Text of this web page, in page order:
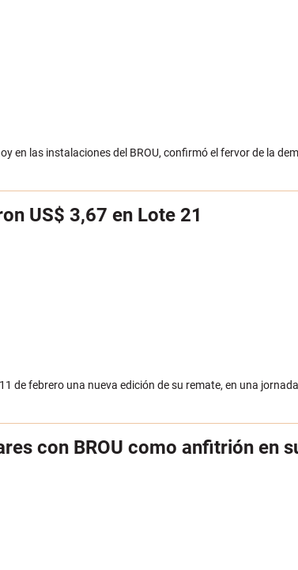
en las instalaciones del BROU, confirmó el fervor de la
US$ 3,67 en Lote 21
de febrero una nueva edición de su remate, en una
con BROU como anfitrión en